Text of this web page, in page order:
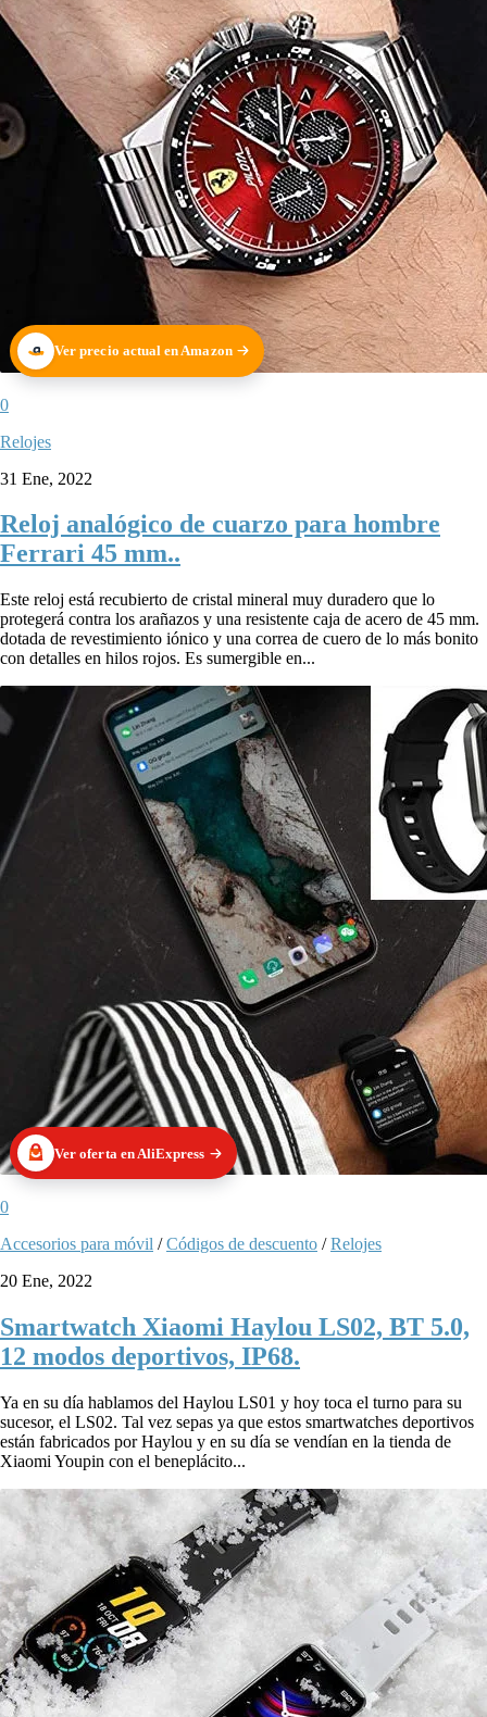
Ver precio actual en Amazon
0
Relojes
31 Ene, 2022
Reloj analógico de cuarzo para hombre
Ferrari 45 mm..
Este reloj está recubierto de cristal mineral muy duradero que lo
protegerá contra los arañazos y una resistente caja de acero de 45 mm.
dotada de revestimiento iónico y una correa de cuero de lo más bonito
con detalles en hilos rojos. Es sumergible en...
Ver oferta en AliExpress
0
Accesorios para móvil /Códigos de descuento /Relojes
20 Ene, 2022
Smartwatch Xiaomi Haylou LS02, BT 5.0,
12 modos deportivos, IP68.
Ya en su día hablamos del Haylou LS01 y hoy toca el turno para su
sucesor, el LS02. Tal vez sepas ya que estos smartwatches deportivos
están fabricados por Haylou y en su día se vendían en la tienda de
Xiaomi Youpin con el beneplácito...